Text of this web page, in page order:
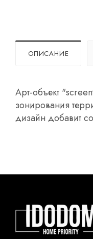
ОПИСАНИЕ
Арт-объект
зонирования
дизайн добавит